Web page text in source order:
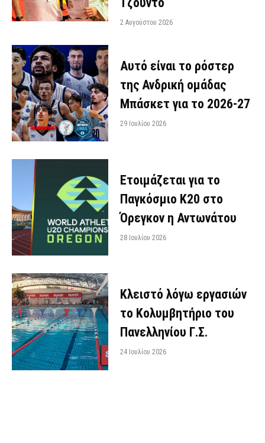
2 Αυγούστου 2026
Αυτό είναι το ρόστερ
της Ανδρική ομάδας
Μπάσκετ για το 2026-27
29 Ιουλίου 2026
Ετοιμάζεται για το
Παγκόσμιο Κ20 στο
Όρεγκον η Αντωνάτου
28 Ιουλίου 2026
Κλειστό λόγω εργασιών
το Κολυμβητήριο του
Πανελληνίου Γ.Σ.
24 Ιουλίου 2026